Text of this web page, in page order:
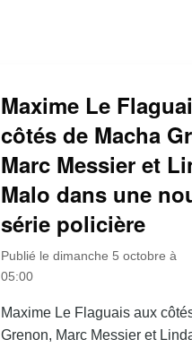
Maxime Le
côtés de Macha
Marc Messier et
Malo dans une
série policière
Publié le dimanche 5 octobre à
05:00
Maxime Le Flaguais aux
Grenon, Marc Messier et